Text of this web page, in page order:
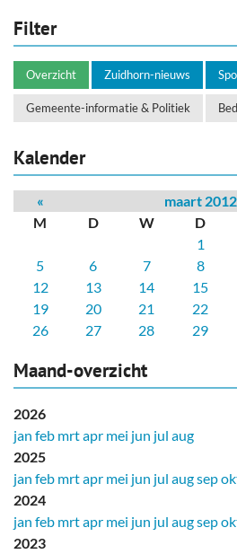
Filter
Overzicht Zuidhorn-nieuws
Gemeente-informatie & Politiek
Kalender
« maart 2012
M
D W D
1
5
6 7 8
12
13 14 15
19
20 21 22
26
27 28 29
Maand-overzicht
2026
jan feb mrtapr mei jun jul aug
2025
jan feb mrtapr mei jun jul augsep
2024
jan feb mrtapr mei jun jul augsep
2023